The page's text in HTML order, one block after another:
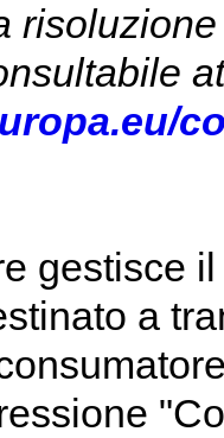
gestisce
a